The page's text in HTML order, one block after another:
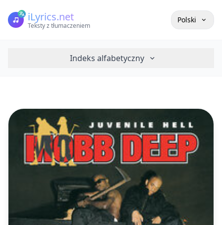
iLyrics.net
Teksty z tłumaczeniem
Polski
Indeks alfabetyczny